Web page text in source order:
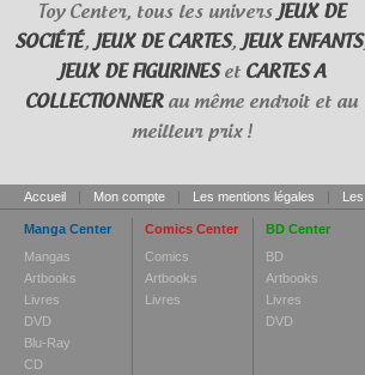
Toy Center, tous les univers JEUX DE
SOCIÉTÉ, JEUX DE CARTES, JEUX ENFANTS
JEUX DE FIGURINESet CARTES A
COLLECTIONNERau même endroit et au
meilleur prix !
Accueil | Mon compte | Les mentions légales |
Manga Center
Mangas
Artbooks
Livres
DVD
Blu-Ray
CD
Comics Center
Comics
Artbooks
Livres
BD Center
BD
Artbooks
Livres
DVD